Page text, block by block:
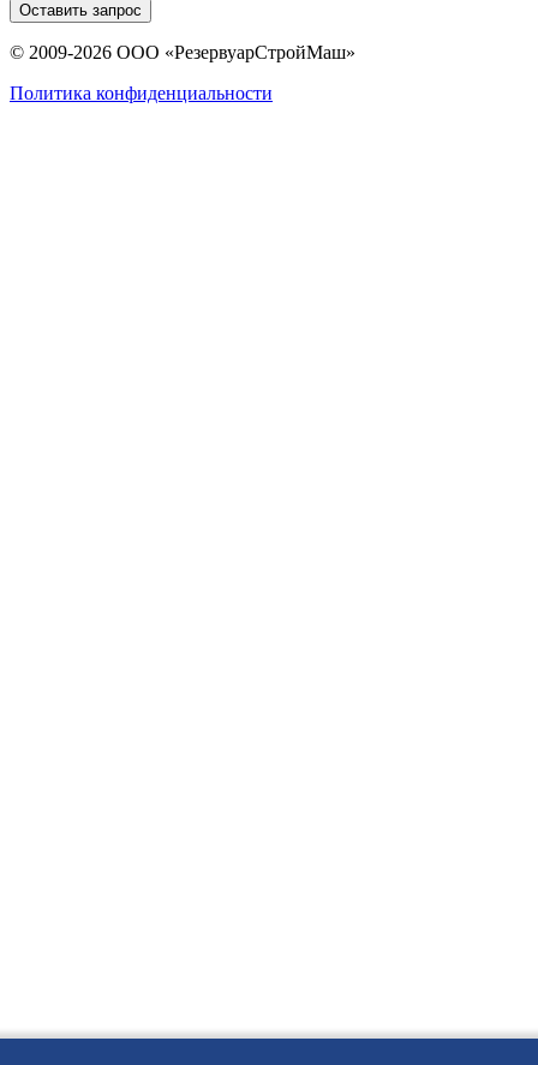
Оставить запрос
© 2009-2026 ООО «РезервуарСтройМаш»
Политика конфиденциальности